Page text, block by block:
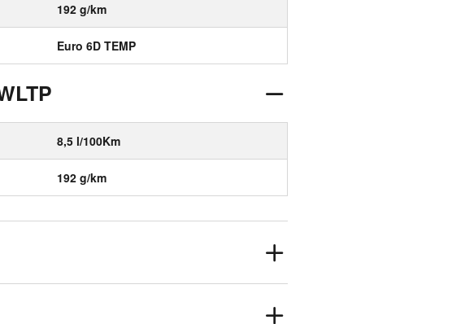
192 g/km
Euro 6D TEMP
8,5 l/100Km
192 g/km